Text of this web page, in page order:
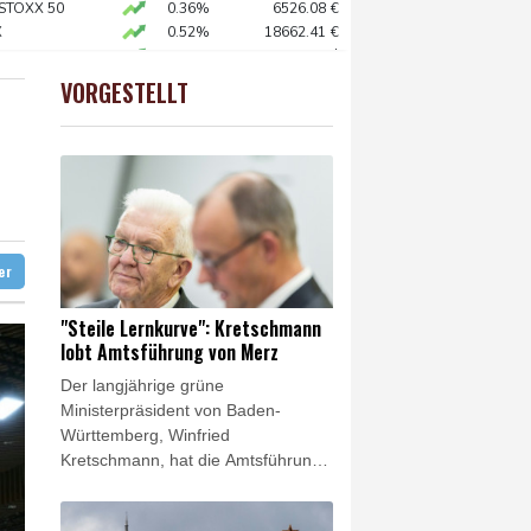
Markt
zu Merz-Rücktritt
wegen Sabotage
Einmischung an
vorschlagen
50
0.36% 6526.08 €
0.52% 18662.41 €
$
0.1%
0.35%
VORGESTELLT
"Steile Lernkurve": Kretschmann
lobt Amtsführung von Merz
Der langjährige grüne
Ministerpräsident von Baden-
Württemberg, Winfried
Kretschmann, hat die Amtsführung
(CDU) gelobt. Merz habe vor der